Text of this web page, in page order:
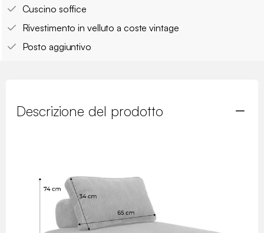
Cuscino soffice
Rivestimento in velluto a coste vintage
Posto aggiuntivo
Descrizione del prodotto